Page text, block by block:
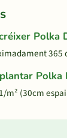
Polka
365
Polka
m² (30cm